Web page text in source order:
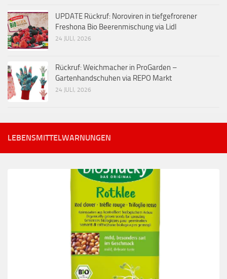
UPDATE Rückruf: Noroviren in tiefgefrorener
Freshona Bio Beerenmischung via Lidl
24 JULI, 2026
Rückruf: Weichmacher in ProGarden –
Gartenhandschuhen via REPO Markt
24 JULI, 2026
LEBENSMITTELWARNUNGEN